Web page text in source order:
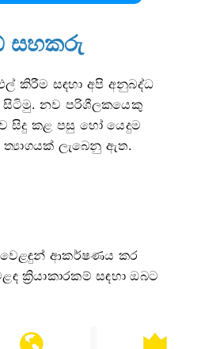
සහකරු
කිරීම සඳහා අපි අනුබද්ධ
නව පරිශීලකයෙකු
සිදු කළ පසු හෝ යෙදුම
ලැබෙනු ඇත.
වෙළඳුන් ආකර්ෂණය කර
ක්‍රියාකාරකම් සඳහා ඔබට